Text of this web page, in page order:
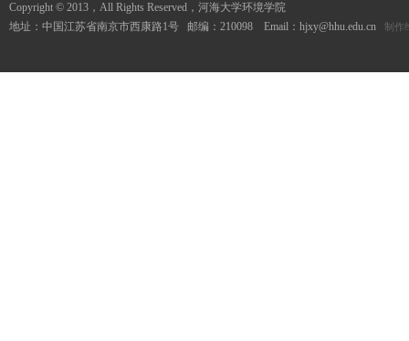
Copyright © 2013，All Rights Reserved，河海大学环境学院
地址：中国江苏省南京市西康路1号 邮编：210098 Email：hjxy@hhu.edu.cn 制作